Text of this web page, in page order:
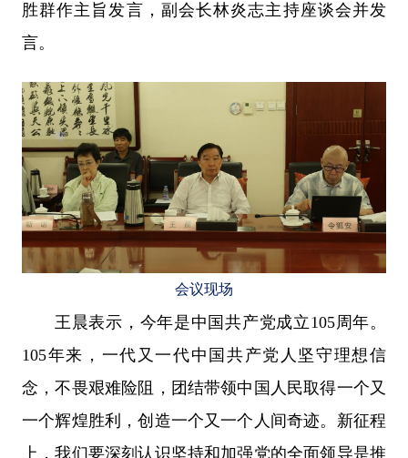
胜群作主旨发言，副会长林炎志主持座谈会并发
言。
会议现场
王晨表示，今年是中国共产党成立105周年。
105年来，一代又一代中国共产党人坚守理想信
念，不畏艰难险阻，团结带领中国人民取得一个又
一个辉煌胜利，创造一个又一个人间奇迹。新征程
上，我们要深刻认识坚持和加强党的全面领导是推